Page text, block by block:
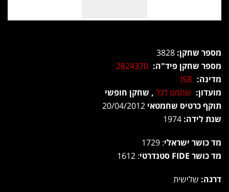
מספר שחקן:
מספר שחקן פיד"ה: 2824370
מדינה: ISR
מועדון: שחמט לכל , שחקן חופשי
תוקף כרטיס שחמטאי
שנת לידה:
מד כושר ישראלי: 1729
מד כושר FIDE סטנדרטי
: 1612
דרגה: שלישית